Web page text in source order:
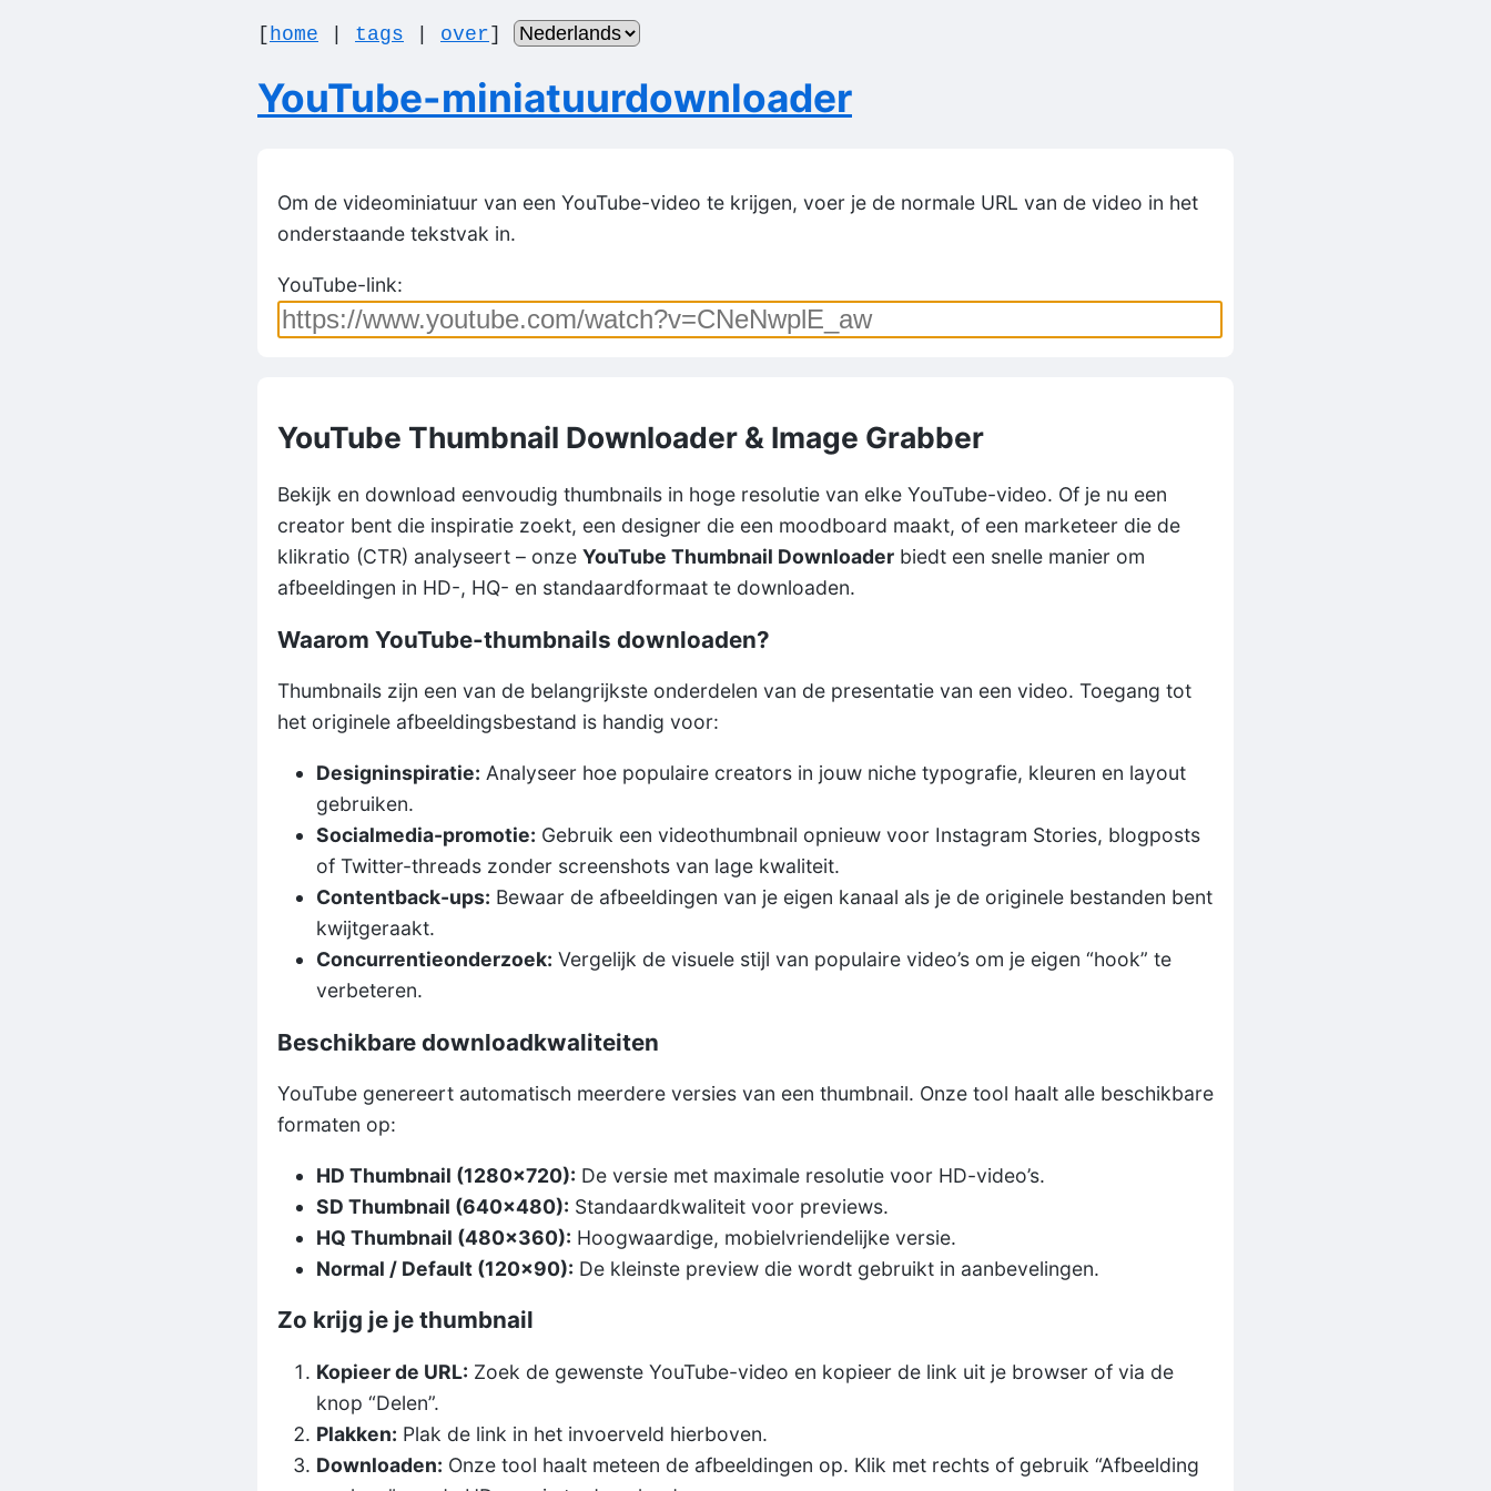
[ home tags over]
YouTube-miniatuurdownloader
Om de videominiatuur van een YouTube-video te krijgen, voer je de normale URL van de video in het
onderstaande tekstvak in.
YouTube-link:
YouTube Thumbnail Downloader & Image Grabber
Bekijk en download eenvoudig thumbnails in hoge resolutie van elke YouTube-video. Of je nu een
creator bent die inspiratie zoekt, een designer die een moodboard maakt, of een marketeer die de
klikratio (CTR) analyseert – onze YouTube Thumbnail Downloaderbiedt een snelle manier om
afbeeldingen in HD-, HQ- en standaardformaat te downloaden.
Waarom YouTube-thumbnails downloaden?
Thumbnails zijn een van de belangrijkste onderdelen van de presentatie van een video. Toegang tot
het originele afbeeldingsbestand is handig voor:
Designinspiratie: Analyseer hoe populaire creators in jouw niche typografie, kleuren en layout
gebruiken.
Socialmedia-promotie: Gebruik een videothumbnail opnieuw voor Instagram Stories, blogposts
of Twitter-threads zonder screenshots van lage kwaliteit.
Contentback-ups: Bewaar de afbeeldingen van je eigen kanaal als je de originele bestanden bent
kwijtgeraakt.
Concurrentieonderzoek: Vergelijk de visuele stijl van populaire video’s om je eigen “hook” te
verbeteren.
Beschikbare downloadkwaliteiten
YouTube genereert automatisch meerdere versies van een thumbnail. Onze tool haalt alle beschikbare
formaten op:
HD Thumbnail (1280x720): De versie met maximale resolutie voor HD-video’s.
SD Thumbnail (640x480): Standaardkwaliteit voor previews.
HQ Thumbnail (480x360): Hoogwaardige, mobielvriendelijke versie.
Normal / Default (120x90): De kleinste preview die wordt gebruikt in aanbevelingen.
Zo krijg je je thumbnail
Kopieer de URL: Zoek de gewenste YouTube-video en kopieer de link uit je browser of via de
knop “Delen”.
Plakken: Plak de link in het invoerveld hierboven.
Downloaden: Onze tool haalt meteen de afbeeldingen op. Klik met rechts of gebruik “Afbeelding